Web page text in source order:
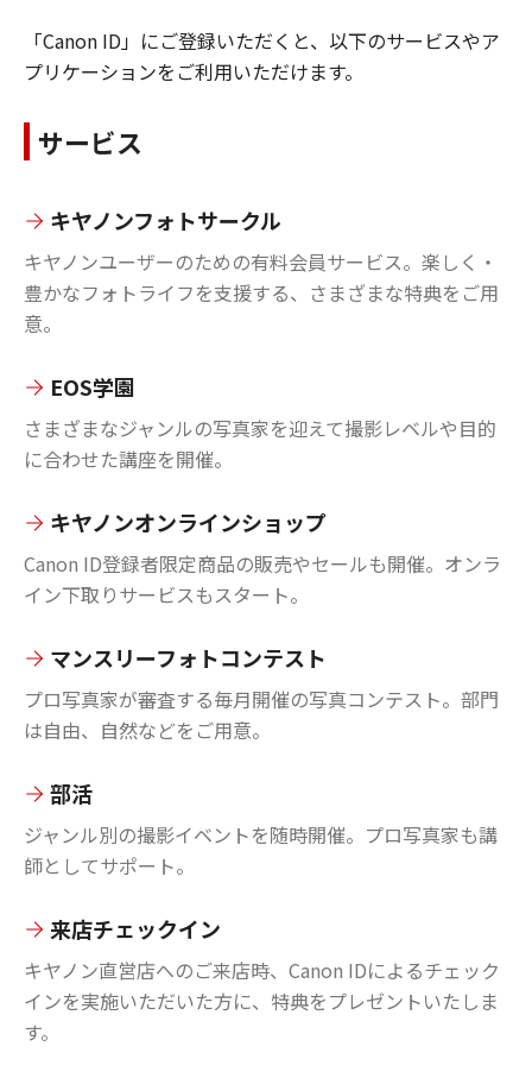
「Canon ID」にご登録いただくと、以下のサービスやア
プリケーションをご利用いただけます。
サービス
キヤノンフォトサークル
キヤノンユーザーのための有料会員サービス。楽しく・
豊かなフォトライフを支援する、さまざまな特典をご用
意。
EOS学園
さまざまなジャンルの写真家を迎えて撮影レベルや目的
に合わせた講座を開催。
キヤノンオンラインショップ
Canon ID登録者限定商品の販売やセールも開催。オンラ
イン下取りサービスもスタート。
マンスリーフォトコンテスト
プロ写真家が審査する毎月開催の写真コンテスト。部門
は自由、自然などをご用意。
部活
ジャンル別の撮影イベントを随時開催。プロ写真家も講
師としてサポート。
来店チェックイン
キヤノン直営店へのご来店時、Canon IDによるチェック
インを実施いただいた方に、特典をプレゼントいたしま
す。